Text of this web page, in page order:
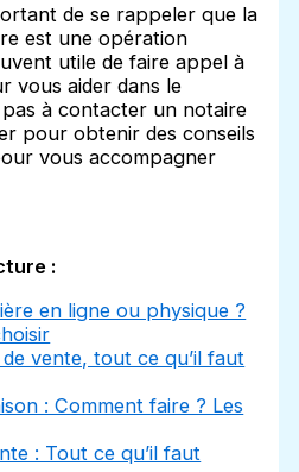
de se rappeler que la
est une opération
utile de faire appel à
vous aider dans le
pas à contacter un notaire
pour obtenir des conseils
vous accompagner
:
en ligne ou physique ?
vente, tout ce qu’il faut
: Comment faire ? Les
: Tout ce qu’il faut